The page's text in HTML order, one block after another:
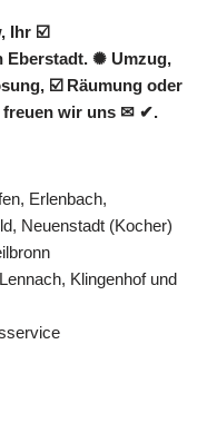
Ihr ☑️
Eberstadt. ✺ Umzug,
☑️ Räumung oder
freuen wir uns ✉ ✔.